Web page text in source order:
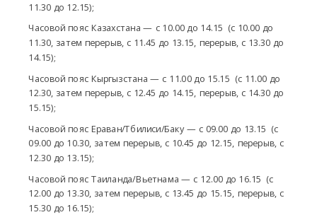
11.30 до 12.15);
Часовой пояс Казахстана — с 10.00 до 14.15 (с 10.00 до
11.30, затем перерыв, с 11.45 до 13.15, перерыв, с 13.30 до
14.15);
Часовой пояс Кыргызстана — с 11.00 до 15.15 (с 11.00 до
12.30, затем перерыв, с 12.45 до 14.15, перерыв, с 14.30 до
15.15);
Часовой пояс Ераван/Тбилиси/Баку — с 09.00 до 13.15 (с
09.00 до 10.30, затем перерыв, с 10.45 до 12.15, перерыв, с
12.30 до 13.15);
Часовой пояс Таиланда/Вьетнама — с 12.00 до 16.15 (с
12.00 до 13.30, затем перерыв, с 13.45 до 15.15, перерыв, с
15.30 до 16.15);